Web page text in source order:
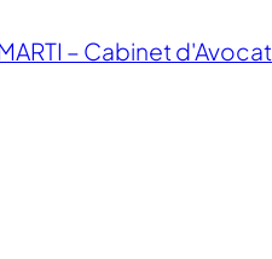
– Cabinet d'Avocat